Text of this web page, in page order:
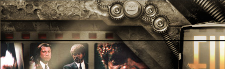
Hyppää pääsisältöön